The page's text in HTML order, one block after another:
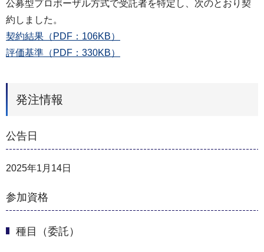
公募型プロポーザル方式で受託者を特定し、次のとおり契
約しました。
契約結果（PDF：106KB）
評価基準（PDF：330KB）
発注情報
公告日
2025年1月14日
参加資格
種目（委託）